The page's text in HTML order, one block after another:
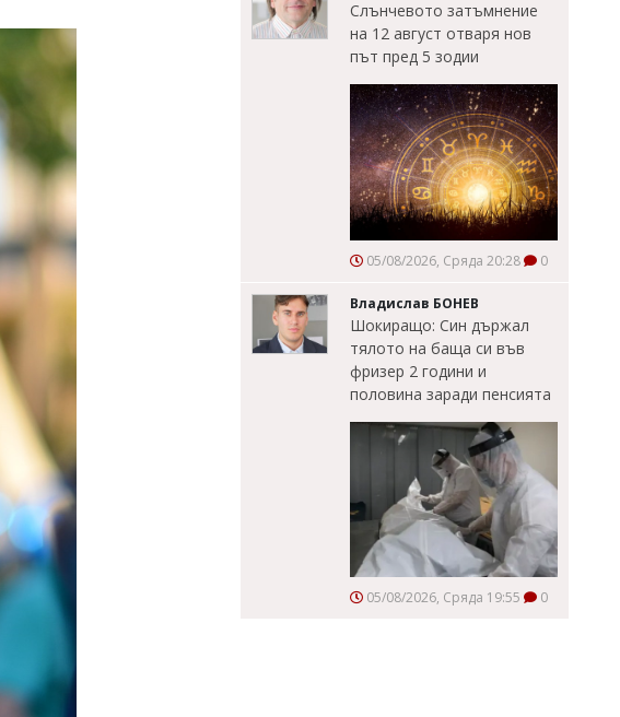
Слънчевото затъмнение
на 12 август отваря нов
път пред 5 зодии
05/08/2026, Сряда 20:28 0
Владислав БОНЕВ
Шокиращо: Син държал
тялото на баща си във
фризер 2 години и
половина заради пенсията
05/08/2026, Сряда 19:55 0